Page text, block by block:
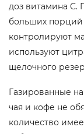
доз витамина C.
больших порций
контролируют
используют
щелочного
Газированные
чая и кофе не
количество